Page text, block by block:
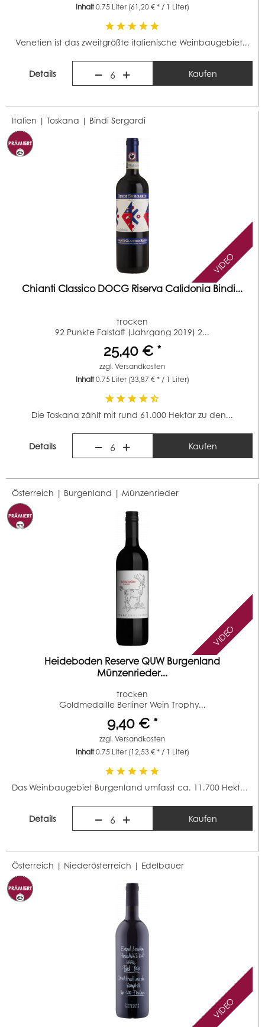
Inhalt0.75 Liter (61,20 € * / 1 Liter)
Venetien ist das zweitgrößte italienische Weinbaugebiet...
Details 6 Kaufen
Italien | Toskana | Bindi Sergardi
VIDEO
Chianti Classico DOCG Riserva Calidonia Bindi...
trocken
92 Punkte Falstaff (Jahrgang 2019) 2...
25,40 € *
zzgl.Versandkosten
Inhalt0.75 Liter (33,87 € * / 1 Liter)
Die Toskana zählt mit rund 61.000 Hektar zu den...
Details 6 Kaufen
Österreich | Burgenland |Münzenrieder
VIDEO
Heideboden Reserve QUW Burgenland
Münzenrieder...
trocken
Goldmedaille Berliner Wein Trophy...
9,40 € *
zzgl.Versandkosten
Inhalt0.75 Liter (12,53 € * / 1 Liter)
Das Weinbaugebiet Burgenland umfasst ca. 11.700 Hektar...
Details 6 Kaufen
Österreich | Niederösterreich | Edelbauer
VIDEO